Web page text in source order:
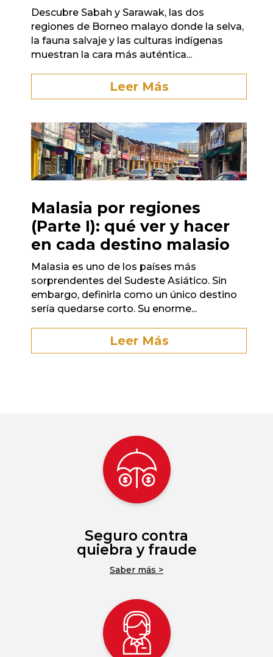
Descubre Sabah y Sarawak, las dos
regiones de Borneo malayo donde la selva,
la fauna salvaje y las culturas indígenas
muestran la cara más auténtica...
Leer Más
Malasia por regiones
(Parte I): qué ver y hacer
en cada destino malasio
Malasia es uno de los países más
sorprendentes del Sudeste Asiático. Sin
embargo, definirla como un único destino
sería quedarse corto. Su enorme...
Leer Más
Seguro contra
quiebra y fraude
Saber más >